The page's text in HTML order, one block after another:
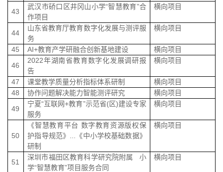
43
武汉市硚口区井冈山小学“智慧教育”合
作项目
横向项目
44
山东省教育厅教育数字化发展与测评服
务
横向项目
45 AI+教育产学研融合创新基地建设
横向项目
46
2022年湖南省教育数字化发展调研报
告
横向项目
47 课堂教学质量分析指标体系研制
横向项目
48
协作问题解决能力智能测评研究
横向项目
49
宁夏“互联网+教育”示范省(区)建设专家
服务
横向项目
50
《智慧教育平台 数字教育资源版权保
护指导规范》
《中小学校基础数据》
研制
横向项目
51
深圳市福田区教育科学研究院附属 小
学“智慧教育”项目服务合同
横向项目